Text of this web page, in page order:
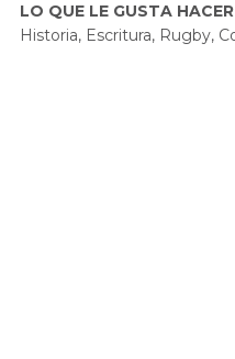
LO QUE LE GUSTA HACER
Historia, Escritura, Rugby,